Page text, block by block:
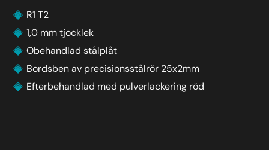
R1 T2
1,0 mm tjocklek
Obehandlad stålplåt
Bordsben av precisionsstålrör 25x2mm
Efterbehandlad med pulverlackering röd